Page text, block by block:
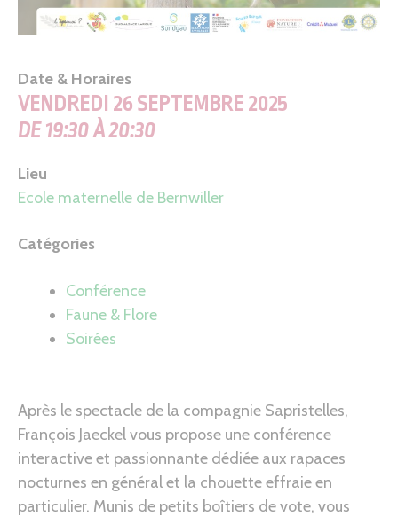
Date & Horaires
VENDREDI 26 SEPTEMBRE 2025
DE 19:30 À 20:30
Lieu
Ecole maternelle de Bernwiller
Catégories
Conférence
Faune & Flore
Soirées
Après le spectacle de la compagnie Sapristelles,
François Jaeckel vous propose une conférence
interactive et passionnante dédiée aux rapaces
nocturnes en général et la chouette effraie en
particulier. Munis de petits boîtiers de vote, vous